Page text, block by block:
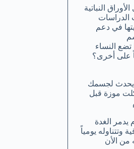
الأوراق النباتية
الدراسات
في دعم
تضع النساء
على أخرى؟
يحدث لجسمك
موزة قبل
يدمر الغدة
وتتناوله يومياً
من الأن